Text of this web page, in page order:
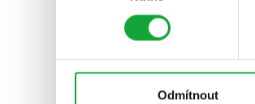
Odmítnout